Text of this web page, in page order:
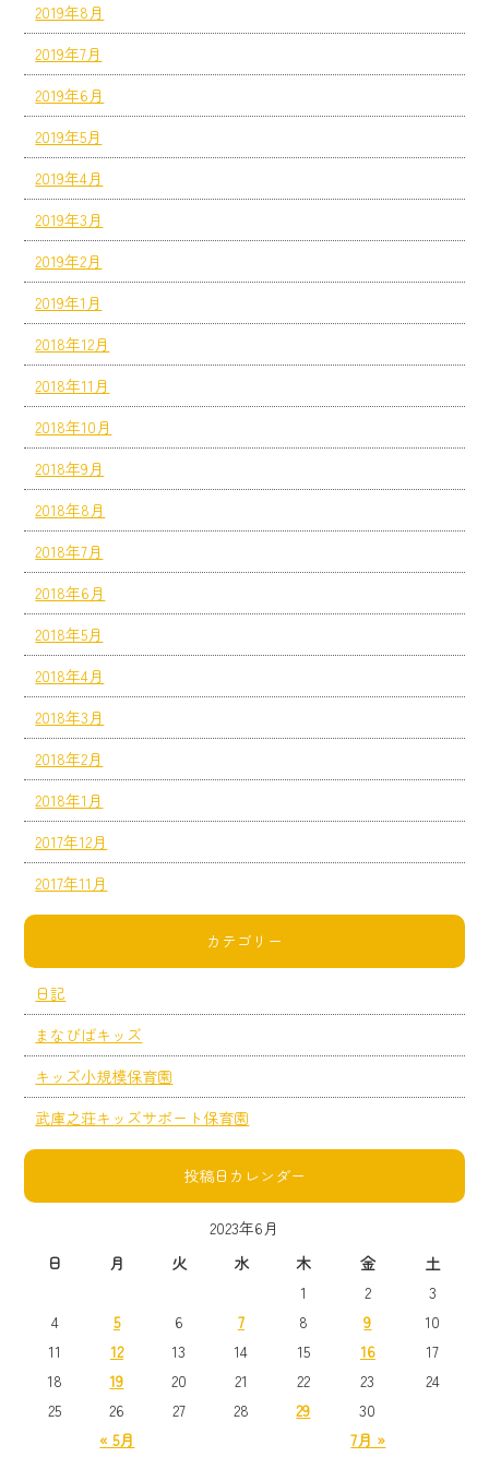
2019年8月
2019年7月
2019年6月
2019年5月
2019年4月
2019年3月
2019年2月
2019年1月
2018年12月
2018年11月
2018年10月
2018年9月
2018年8月
2018年7月
2018年6月
2018年5月
2018年4月
2018年3月
2018年2月
2018年1月
2017年12月
2017年11月
カテゴリー
日記
まなびばキッズ
キッズ小規模保育園
武庫之荘キッズサポート保育園
投稿日カレンダー
2023年6月
日
月 火 水 木 金 土
« 5月 7月 »
1 2
3
4
5 6 7 8 9
10
11
12 13 14 15 16
17
18
19 20 21 22 23
24
25
26 27 28 29 30